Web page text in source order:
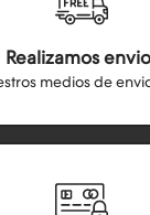
Realizamos
medios de